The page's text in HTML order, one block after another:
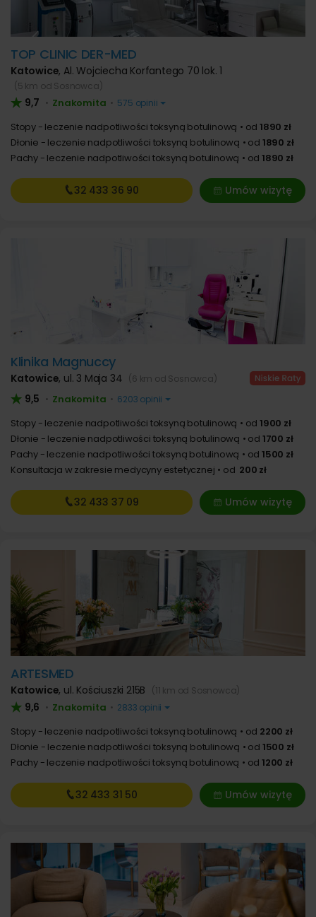
TOP CLINIC DER-MED
Katowice, Al. Wojciecha Korfantego 70 lok. 1
(5 km od Sosnowca)
9,7 • Znakomita • 575 opinii
Stopy - leczenie nadpotliwości toksyną botulinową od 1890 zł
Dłonie - leczenie nadpotliwości toksyną botulinową
od 1890 zł
Pachy - leczenie nadpotliwości toksyną botulinową
od 1890 zł
Umów wizytę
32 433 36 90
Klinika Magnuccy
Katowice, ul. 3 Maja 34 (6 km od Sosnowca)
9,5 • Znakomita • 6203 opinii
Stopy - leczenie nadpotliwości toksyną botulinową od 1900 zł
Dłonie - leczenie nadpotliwości toksyną botulinową
od 1700 zł
Pachy - leczenie nadpotliwości toksyną botulinową
od 1500 zł
Konsultacja w zakresie medycyny estetycznej
od 200 zł
Umów wizytę
32 433 37 09
ARTESMED
Katowice, ul. Kościuszki 215B (11 km od Sosnowca)
9,6 • Znakomita • 2833 opinii
Stopy - leczenie nadpotliwości toksyną botulinową od 2200 zł
Dłonie - leczenie nadpotliwości toksyną botulinową
od 1500 zł
Pachy - leczenie nadpotliwości toksyną botulinową
od 1200 zł
Umów wizytę
32 433 31 50